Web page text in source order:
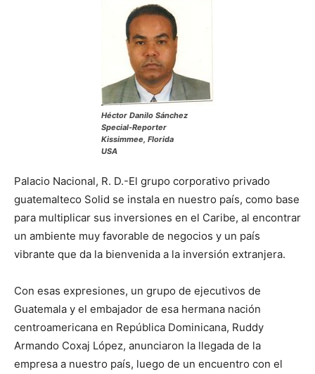
Héctor Danilo Sánchez
Special-Reporter
Kissimmee, Florida
USA
Palacio Nacional, R. D.-El grupo corporativo privado
guatemalteco Solid se instala en nuestro país, como base
para multiplicar sus inversiones en el Caribe, al encontrar
un ambiente muy favorable de negocios y un país
vibrante que da la bienvenida a la inversión extranjera.
Con esas expresiones, un grupo de ejecutivos de
Guatemala y el embajador de esa hermana nación
centroamericana en República Dominicana, Ruddy
Armando Coxaj López, anunciaron la llegada de la
empresa a nuestro país, luego de un encuentro con el